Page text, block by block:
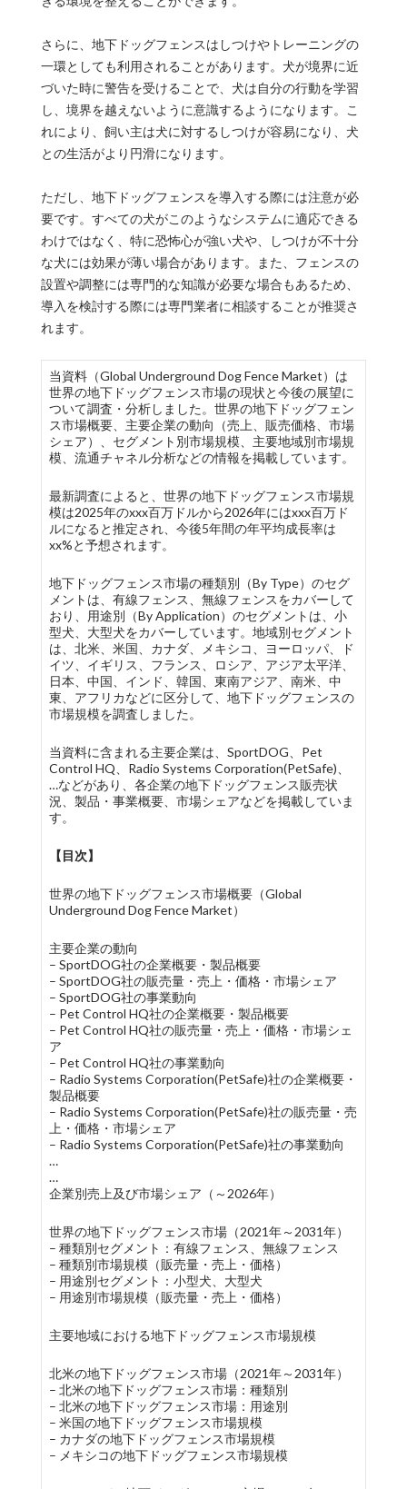
さらに、地下ドッグフェンスはしつけやトレーニングの
一環としても利用されることがあります。犬が境界に近
づいた時に警告を受けることで、犬は自分の行動を学習
し、境界を越えないように意識するようになります。こ
れにより、飼い主は犬に対するしつけが容易になり、犬
との生活がより円滑になります。
ただし、地下ドッグフェンスを導入する際には注意が必
要です。すべての犬がこのようなシステムに適応できる
わけではなく、特に恐怖心が強い犬や、しつけが不十分
な犬には効果が薄い場合があります。また、フェンスの
設置や調整には専門的な知識が必要な場合もあるため、
導入を検討する際には専門業者に相談することが推奨さ
れます。
当資料（Global Underground Dog Fence Market）は
世界の地下ドッグフェンス市場の現状と今後の展望に
ついて調査・分析しました。世界の地下ドッグフェン
ス市場概要、主要企業の動向（売上、販売価格、市場
シェア）、セグメント別市場規模、主要地域別市場規
模、流通チャネル分析などの情報を掲載しています。
最新調査によると、世界の地下ドッグフェンス市場規
模は2025年のxxx百万ドルから2026年にはxxx百万ド
ルになると推定され、今後5年間の年平均成長率は
xx%と予想されます。
地下ドッグフェンス市場の種類別（By Type）のセグ
メントは、有線フェンス、無線フェンスをカバーして
おり、用途別（By Application）のセグメントは、小
型犬、大型犬をカバーしています。地域別セグメント
は、北米、米国、カナダ、メキシコ、ヨーロッパ、ド
イツ、イギリス、フランス、ロシア、アジア太平洋、
日本、中国、インド、韓国、東南アジア、南米、中
東、アフリカなどに区分して、地下ドッグフェンスの
市場規模を調査しました。
当資料に含まれる主要企業は、SportDOG、Pet
Control HQ、Radio Systems Corporation(PetSafe)、
…などがあり、各企業の地下ドッグフェンス販売状
況、製品・事業概要、市場シェアなどを掲載していま
す。
【目次】
世界の地下ドッグフェンス市場概要（Global
Underground Dog Fence Market）
主要企業の動向
– SportDOG社の企業概要・製品概要
– SportDOG社の販売量・売上・価格・市場シェア
– SportDOG社の事業動向
– Pet Control HQ社の企業概要・製品概要
– Pet Control HQ社の販売量・売上・価格・市場シェ
ア
– Pet Control HQ社の事業動向
– Radio Systems Corporation(PetSafe)社の企業概要・
製品概要
– Radio Systems Corporation(PetSafe)社の販売量・売
上・価格・市場シェア
– Radio Systems Corporation(PetSafe)社の事業動向
…
…
企業別売上及び市場シェア（～2026年）
世界の地下ドッグフェンス市場（2021年～2031年）
– 種類別セグメント：有線フェンス、無線フェンス
– 種類別市場規模（販売量・売上・価格）
– 用途別セグメント：小型犬、大型犬
– 用途別市場規模（販売量・売上・価格）
主要地域における地下ドッグフェンス市場規模
北米の地下ドッグフェンス市場（2021年～2031年）
– 北米の地下ドッグフェンス市場：種類別
– 北米の地下ドッグフェンス市場：用途別
– 米国の地下ドッグフェンス市場規模
– カナダの地下ドッグフェンス市場規模
– メキシコの地下ドッグフェンス市場規模